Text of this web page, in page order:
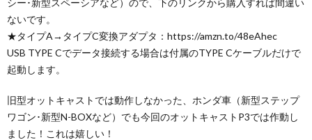
ないです。
★タイプA→タイプC変換アダプタ：https://amzn.to/48eAhec
USB TYPE Cでデータ接続する場合は付属のTYPE Cケーブルだけで
起動します。
旧型オットキャストでは動作しなかった、ホンダ車（新型ステップ
ワゴン･新型N-BOXなど）でも今回のオットキャストP3では作動し
ました！これは嬉しい！